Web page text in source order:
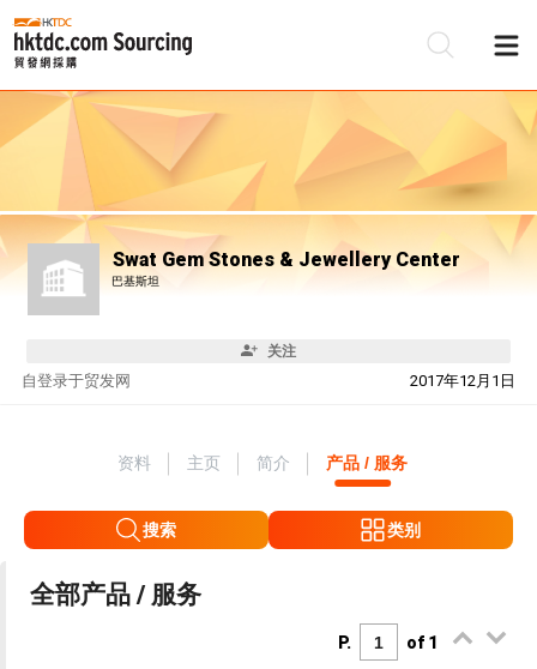
Swat Gem Stones & Jewellery Center
巴基斯坦
关注
自 2017年12月1日
登录于贸发网
资料 主页 简介 产品 / 服务
搜索 类别
全部产品 / 服务
P. of 1